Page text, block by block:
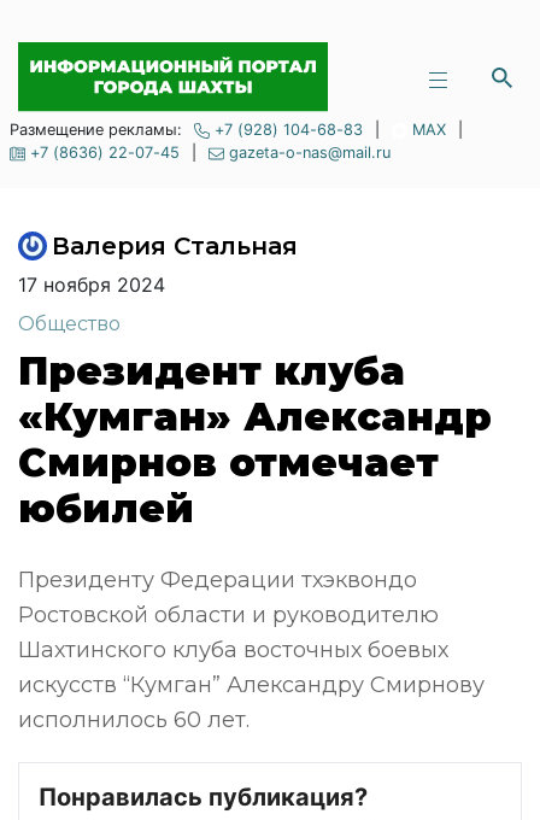
Размещение рекламы: +7 (928) 104-68-83 MAX
+7 (8636) 22-07-45
gazeta-o-nas@mail.ru
Валерия Стальная
17 ноября 2024
Общество
Президент клуба
«Кумган» Александр
Смирнов отмечает
юбилей
Президенту Федерации тхэквондо
Ростовской области и руководителю
Шахтинского клуба восточных боевых
искусств “Кумган” Александру Смирнову
исполнилось 60 лет.
Понравилась публикация?